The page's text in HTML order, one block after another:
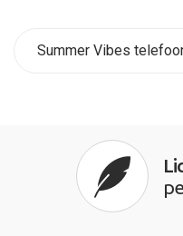
Summer Vibes